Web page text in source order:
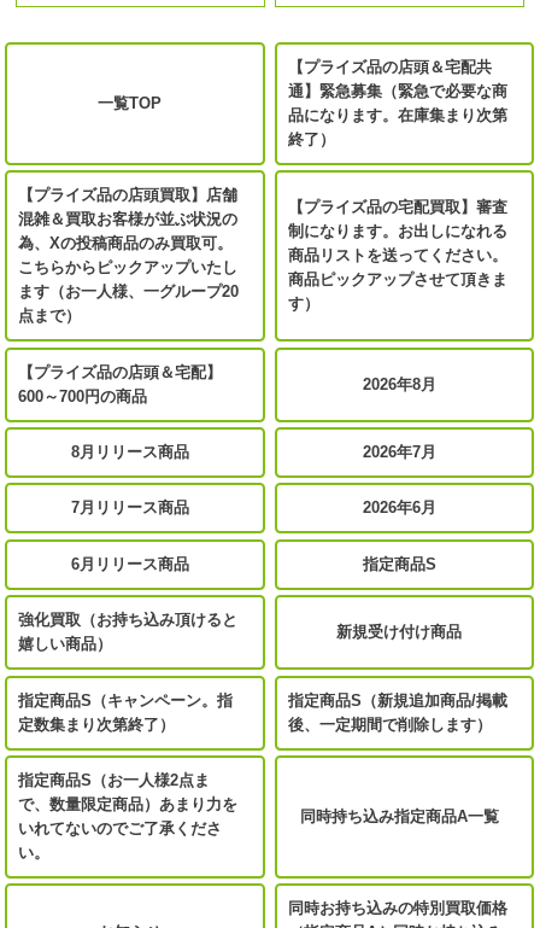
一覧TOP
【プライズ品の店頭＆宅配共
通】緊急募集（緊急で必要な商
品になります。在庫集まり次第
終了）
【プライズ品の店頭買取】店舗
混雑＆買取お客様が並ぶ状況の
為、Xの投稿商品のみ買取可。
こちらからピックアップいたし
ます（お一人様、一グループ20
点まで）
【プライズ品の宅配買取】審査
制になります。お出しになれる
商品リストを送ってください。
商品ピックアップさせて頂きま
す）
【プライズ品の店頭＆宅配】
600～700円の商品
2026年8月
8月リリース商品 2026年7月
7月リリース商品 2026年6月
6月リリース商品 指定商品S
強化買取（お持ち込み頂けると
嬉しい商品）
新規受け付け商品
指定商品S（キャンペーン。指
定数集まり次第終了）
指定商品S（新規追加商品/掲載
後、一定期間で削除します）
指定商品S（お一人様2点ま
で、数量限定商品）あまり力を
いれてないのでご了承くださ
い。
同時持ち込み指定商品A一覧
同時お持ち込みの特別買取価格